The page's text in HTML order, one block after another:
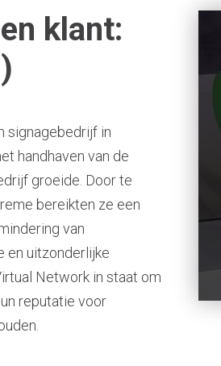
klant:
signagebedrijf in
handhaven van de
groeide. Door te
bereikten ze een
van
en uitzonderlijke
Network in staat om
reputatie voor